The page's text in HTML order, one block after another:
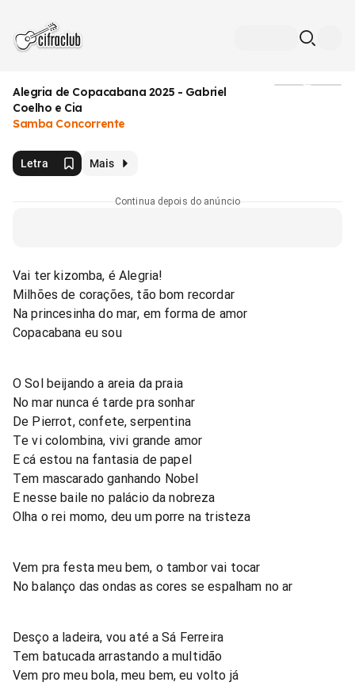
Alegria de Copacabana 2025 - Gabriel
Coelho e Cia
Samba Concorrente
Letra Mais
Continua depois do anúncio
Vai ter kizomba, é Alegria!
Milhões de corações, tão bom recordar
Na princesinha do mar, em forma de amor
Copacabana eu sou
O Sol beijando a areia da praia
No mar nunca é tarde pra sonhar
De Pierrot, confete, serpentina
Te vi colombina, vivi grande amor
E cá estou na fantasia de papel
Tem mascarado ganhando Nobel
E nesse baile no palácio da nobreza
Olha o rei momo, deu um porre na tristeza
Vem pra festa meu bem, o tambor vai tocar
No balanço das ondas as cores se espalham no ar
Desço a ladeira, vou até a Sá Ferreira
Tem batucada arrastando a multidão
Vem pro meu bola, meu bem, eu volto já